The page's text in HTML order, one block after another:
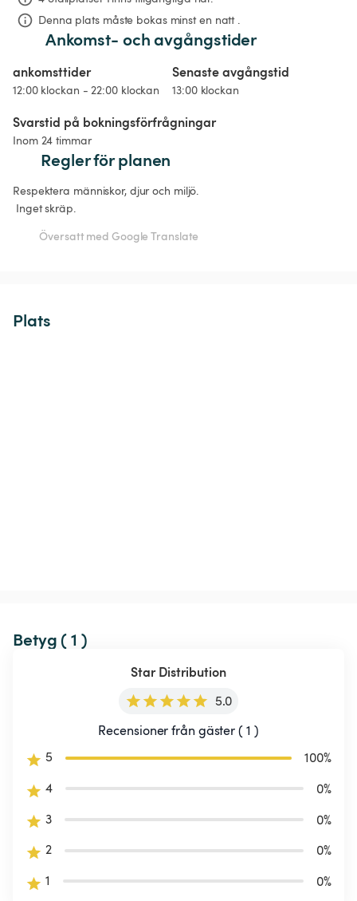
Denna plats måste bokas minst en natt .
Ankomst- och avgångstider
ankomsttider
12:00 klockan - 22:00 klockan
Senaste avgångstid
13:00 klockan
Svarstid på bokningsförfrågningar
Inom 24 timmar
Regler för planen
Respektera människor, djur och miljö.
Inget skräp.
Översatt med Google Translate
Plats
Betyg ( 1 )
Star Distribution
5.0
Recensioner från gäster ( 1 )
5
100%
4
0%
3
0%
2
0%
1
0%